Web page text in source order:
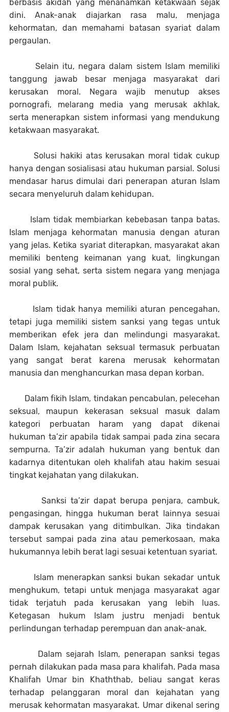
berbasis akidah yang menanamkan ketakwaan sejak
dini. Anak-anak diajarkan rasa malu, menjaga
kehormatan, dan memahami batasan syariat dalam
pergaulan.
Selain itu, negara dalam sistem Islam memiliki
tanggung jawab besar menjaga masyarakat dari
kerusakan moral. Negara wajib menutup akses
pornografi, melarang media yang merusak akhlak,
serta menerapkan sistem informasi yang mendukung
ketakwaan masyarakat.
Solusi hakiki atas kerusakan moral tidak cukup
hanya dengan sosialisasi atau hukuman parsial. Solusi
mendasar harus dimulai dari penerapan aturan Islam
secara menyeluruh dalam kehidupan.
Islam tidak membiarkan kebebasan tanpa batas.
Islam menjaga kehormatan manusia dengan aturan
yang jelas. Ketika syariat diterapkan, masyarakat akan
memiliki benteng keimanan yang kuat, lingkungan
sosial yang sehat, serta sistem negara yang menjaga
moral publik.
Islam tidak hanya memiliki aturan pencegahan,
tetapi juga memiliki sistem sanksi yang tegas untuk
memberikan efek jera dan melindungi masyarakat.
Dalam Islam, kejahatan seksual termasuk perbuatan
yang sangat berat karena merusak kehormatan
manusia dan menghancurkan masa depan korban.
Dalam fikih Islam, tindakan pencabulan, pelecehan
seksual, maupun kekerasan seksual masuk dalam
kategori perbuatan haram yang dapat dikenai
hukuman ta’zir apabila tidak sampai pada zina secara
sempurna. Ta’zir adalah hukuman yang bentuk dan
kadarnya ditentukan oleh khalifah atau hakim sesuai
tingkat kejahatan yang dilakukan.
Sanksi ta’zir dapat berupa penjara, cambuk,
pengasingan, hingga hukuman berat lainnya sesuai
dampak kerusakan yang ditimbulkan. Jika tindakan
tersebut sampai pada zina atau pemerkosaan, maka
hukumannya lebih berat lagi sesuai ketentuan syariat.
Islam menerapkan sanksi bukan sekadar untuk
menghukum, tetapi untuk menjaga masyarakat agar
tidak terjatuh pada kerusakan yang lebih luas.
Ketegasan hukum Islam justru menjadi bentuk
perlindungan terhadap perempuan dan anak-anak.
Dalam sejarah Islam, penerapan sanksi tegas
pernah dilakukan pada masa para khalifah. Pada masa
Khalifah Umar bin Khaththab, beliau sangat keras
terhadap pelanggaran moral dan kejahatan yang
merusak kehormatan masyarakat. Umar dikenal sering